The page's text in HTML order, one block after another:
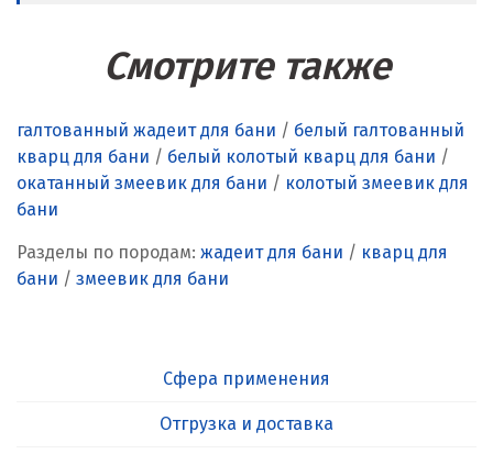
Смотрите также
галтованный жадеит для бани / белый галтованный
кварц для бани / белый колотый кварц для бани /
окатанный змеевик для бани / колотый змеевик для
бани
Разделы по породам: жадеит для бани / кварц для
бани / змеевик для бани
Сфера применения
Отгрузка и доставка